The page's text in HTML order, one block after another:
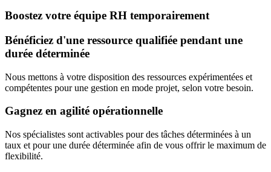
Boostez votre équipe RH temporairement
Bénéficiez d'une ressource qualifiée pendant une
durée déterminée
Nous mettons à votre disposition des ressources expérimentées et
compétentes pour une gestion en mode projet, selon votre besoin.
Gagnez en agilité opérationnelle
Nos spécialistes sont activables pour des tâches déterminées à un
taux et pour une durée déterminée afin de vous offrir le maximum de
flexibilité.